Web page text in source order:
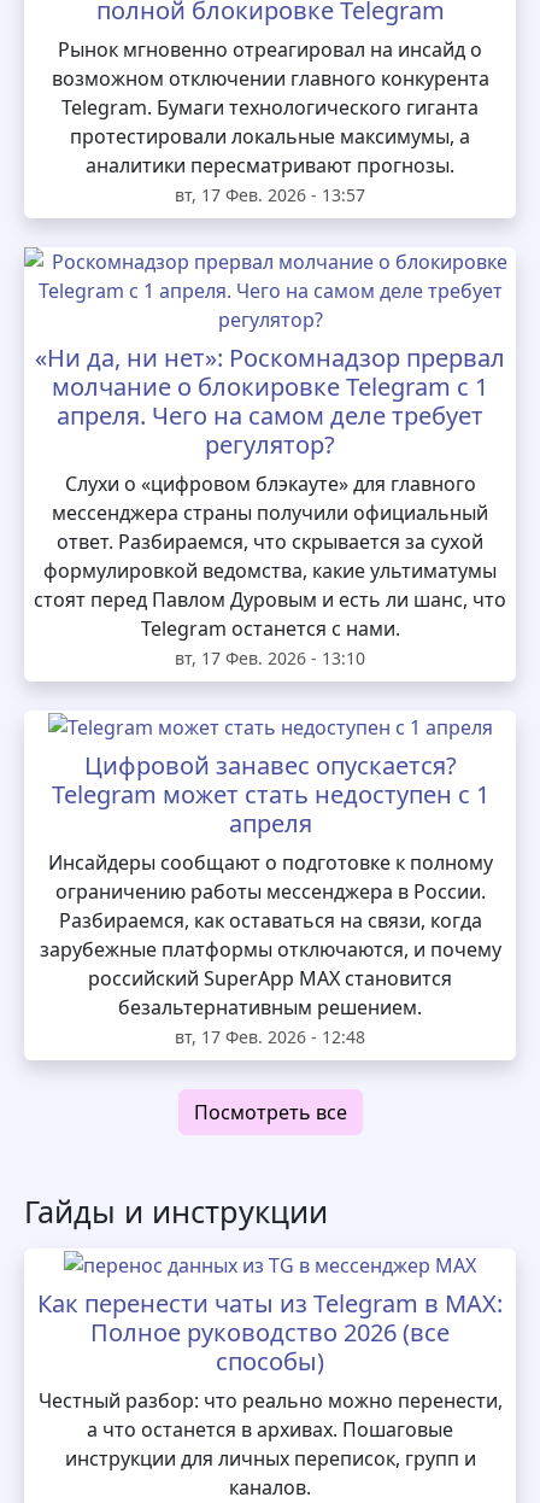
полной блокировке Telegram
Рынок мгновенно отреагировал на инсайд о
возможном отключении главного конкурента
Telegram. Бумаги технологического гиганта
протестировали локальные максимумы, а
аналитики пересматривают прогнозы.
вт, 17 Фев. 2026 - 13:57
«Ни да, ни нет»: Роскомнадзор прервал
молчание о блокировке Telegram с 1
апреля. Чего на самом деле требует
регулятор?
Слухи о «цифровом блэкауте» для главного
мессенджера страны получили официальный
ответ. Разбираемся, что скрывается за сухой
формулировкой ведомства, какие ультиматумы
стоят перед Павлом Дуровым и есть ли шанс, что
Telegram останется с нами.
вт, 17 Фев. 2026 - 13:10
Цифровой занавес опускается?
Telegram может стать недоступен с 1
апреля
Инсайдеры сообщают о подготовке к полному
ограничению работы мессенджера в России.
Разбираемся, как оставаться на связи, когда
зарубежные платформы отключаются, и почему
российский SuperApp MAX становится
безальтернативным решением.
вт, 17 Фев. 2026 - 12:48
Посмотреть все
Гайды и инструкции
Как перенести чаты из Telegram в MAX:
Полное руководство 2026 (все
способы)
Честный разбор: что реально можно перенести,
а что останется в архивах. Пошаговые
инструкции для личных переписок, групп и
каналов.